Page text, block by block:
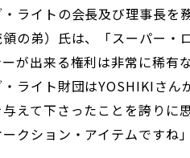
ライトの会長及び理事長
の弟）氏は、「スーパー・
が出来る権利は非常に稀有
ライト財団はYOSHIKIさん
えて下さったことを誇りに
クション・アイテムですね